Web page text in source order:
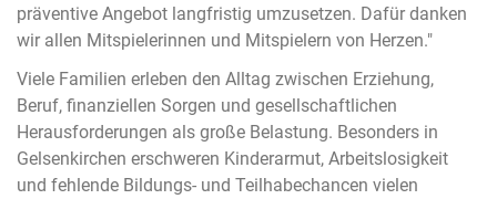
präventive Angebot langfristig umzusetzen. Dafür danken
wir allen Mitspielerinnen und Mitspielern von Herzen."
Viele Familien erleben den Alltag zwischen Erziehung,
Beruf, finanziellen Sorgen und gesellschaftlichen
Herausforderungen als große Belastung. Besonders in
Gelsenkirchen erschweren Kinderarmut, Arbeitslosigkeit
und fehlende Bildungs- und Teilhabechancen vielen